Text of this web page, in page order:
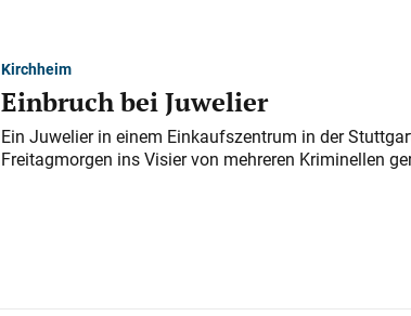
Kirchheim
Einbruch bei Juwelier
Ein Juwelier in einem Einkaufszentrum in der
Freitagmorgen ins Visier von mehreren Kriminellen